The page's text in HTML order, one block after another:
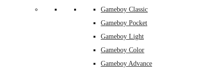
Gameboy Classic
Gameboy Pocket
Gameboy Light
Gameboy Color
Gameboy Advance